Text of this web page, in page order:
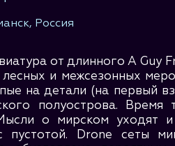
Россия
от длинного A Guy
и межсезонных
на детали (на первый
полуострова. Время
о мирском уходят и
пустотой. Drone сеты